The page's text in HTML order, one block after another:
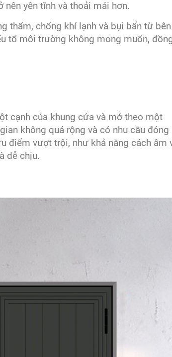
yên tĩnh và thoải mái hơn.
thấm, chống khí lạnh và bụi bẩn từ bên
tố môi trường không mong muốn,
cạnh của khung cửa và mở theo một
không quá rộng và có nhu cầu đóng
điểm vượt trội, như khả năng cách âm
dễ chịu.